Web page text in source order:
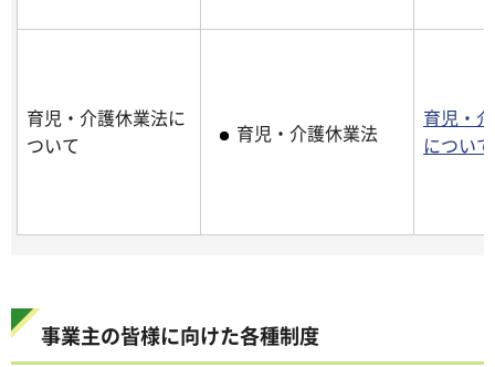
育児・介護休業法に
ついて
育児・介護休業法
育児・
について
事業主の皆様に向けた各種制度